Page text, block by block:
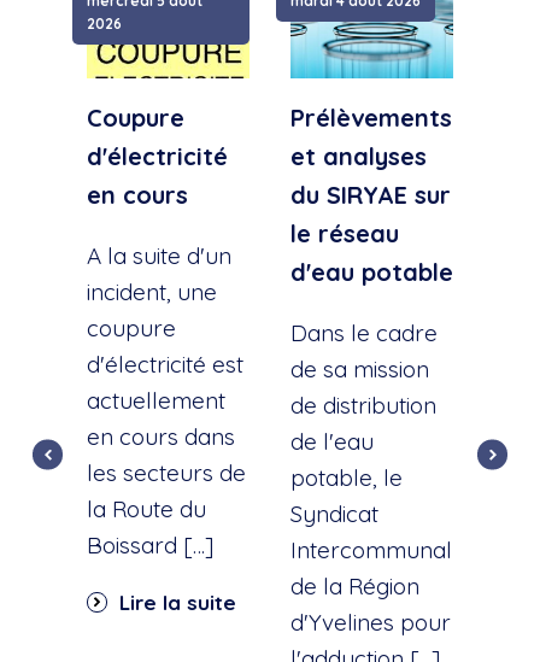
2026
Coupure
d'électricité
en cours
A la suite d'un
incident, une
coupure
d'électricité est
actuellement
en cours dans
les secteurs de
la Route du
Boissard […]
Lire la suite
Prélèvements
et analyses
du SIRYAE sur
le réseau
d'eau potable
Dans le cadre
de sa mission
de distribution
de l'eau
potable, le
Syndicat
Intercommunal
de la Région
d'Yvelines pour